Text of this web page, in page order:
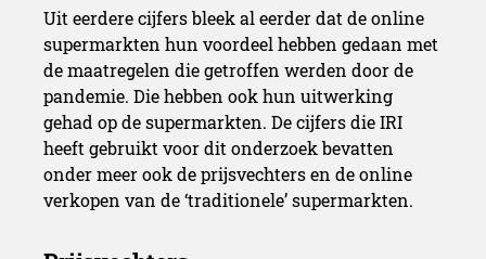
Uit eerdere cijfers bleek al eerder dat de online
supermarkten hun voordeel hebben gedaan met
de maatregelen die getroffen werden door de
pandemie. Die hebben ook hun uitwerking
gehad op de supermarkten. De cijfers die IRI
heeft gebruikt voor dit onderzoek bevatten
onder meer ook de prijsvechters en de online
verkopen van de ‘traditionele’ supermarkten.